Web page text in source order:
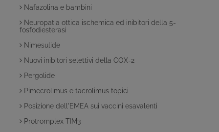
Nafazolina e bambini
Neuropatia ottica ischemica ed inibitori della 5-
fosfodiesterasi
Nimesulide
Nuovi inibitori selettivi della COX-2
Pergolide
Pimecrolimus e tacrolimus topici
Posizione dell'EMEA sui vaccini esavalenti
Protromplex TIM3